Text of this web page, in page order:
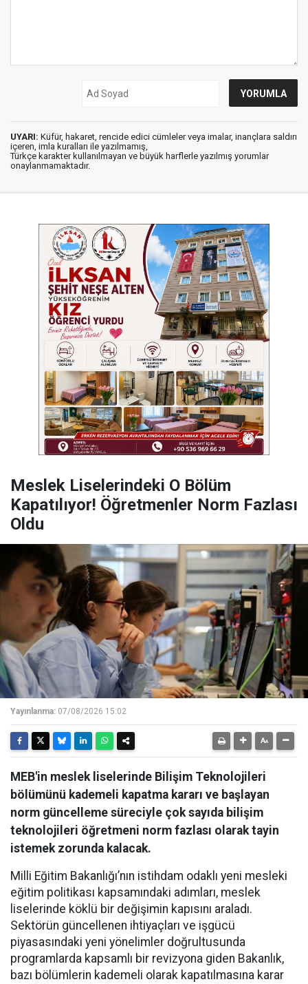
UYARI: Küfür, hakaret, rencide edici cümleler veya imalar, inançlara saldırı
içeren, imla kuralları ile yazılmamış,
Türkçe karakter kullanılmayan ve büyük harflerle yazılmış yorumlar
onaylanmamaktadır.
Meslek Liselerindeki O Bölüm
Kapatılıyor! Öğretmenler Norm Fazlası
Oldu
Yayınlanma: 07/08/2026 15:02
MEB'in meslek liselerinde Bilişim Teknolojileri
bölümünü kademeli kapatma kararı ve başlayan
norm güncelleme süreciyle çok sayıda bilişim
teknolojileri öğretmeni norm fazlası olarak tayin
istemek zorunda kalacak.
Milli Eğitim Bakanlığı’nın istihdam odaklı yeni mesleki
eğitim politikası kapsamındaki adımları, meslek
liselerinde köklü bir değişimin kapısını araladı.
Sektörün güncellenen ihtiyaçları ve işgücü
piyasasındaki yeni yönelimler doğrultusunda
programlarda kapsamlı bir revizyona giden Bakanlık,
bazı bölümlerin kademeli olarak kapatılmasına karar